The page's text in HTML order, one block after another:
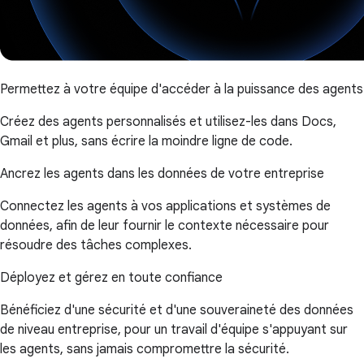
Permettez à votre équipe d'accéder à la puissance des agents
Créez des agents personnalisés et utilisez-les dans Docs,
Gmail et plus, sans écrire la moindre ligne de code.
Ancrez les agents dans les données de votre entreprise
Connectez les agents à vos applications et systèmes de
données, afin de leur fournir le contexte nécessaire pour
résoudre des tâches complexes.
Déployez et gérez en toute confiance
Bénéficiez d'une sécurité et d'une souveraineté des données
de niveau entreprise, pour un travail d'équipe s'appuyant sur
les agents, sans jamais compromettre la sécurité.